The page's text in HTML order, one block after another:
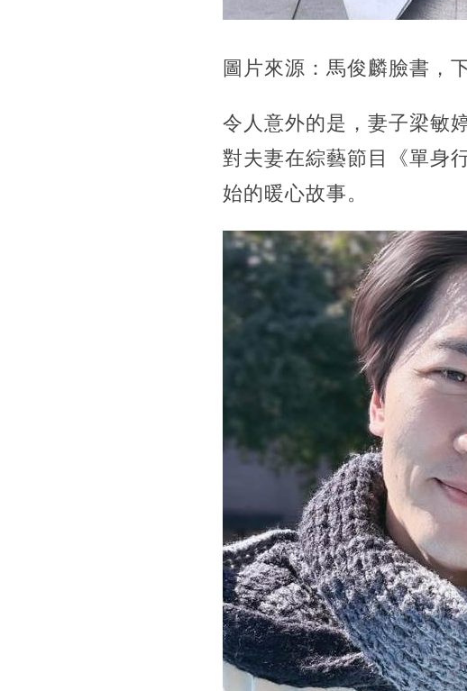
圖片來源：馬俊麟臉書，
令人意外的是，妻子梁敏
對夫妻在綜藝節目《單身
始的暖心故事。